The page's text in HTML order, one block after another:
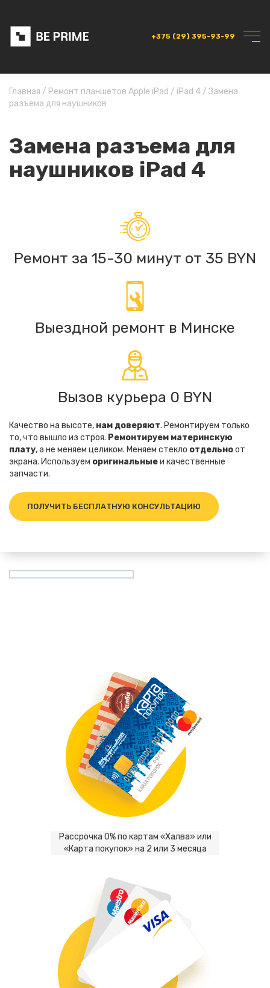
+375 (29) 395-93-99
Главная / Ремонт планшетов Apple iPad / iPad 4 / Замена
разъема для наушников
Замена разъема для
наушников iPad 4
Ремонт за 15-30 минут от 35 BYN
Выездной ремонт в Минске
Вызов курьера 0 BYN
Качество на высоте, нам доверяют. Ремонтируем только
то, что вышло из строя. Ремонтируем материнскую
плату, а не меняем целиком. Меняем стекло отдельноот
экрана. Используем оригинальныеи качественные
запчасти.
ПОЛУЧИТЬ БЕСПЛАТНУЮ КОНСУЛЬТАЦИЮ
Рассрочка 0% по картам «Халва» или
«Карта покупок» на 2 или 3 месяца